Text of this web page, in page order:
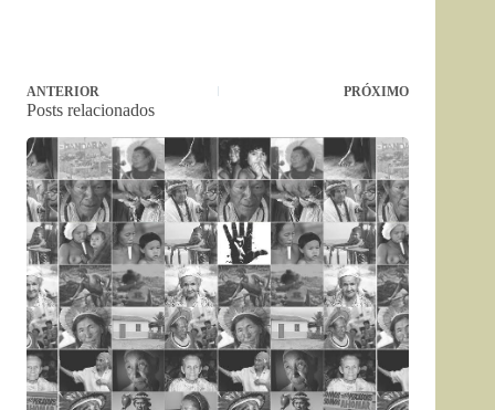
ANTERIOR PRÓXIMO
Posts relacionados